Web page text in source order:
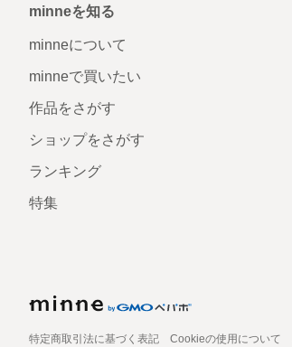
minneを知る
minneについて
minneで買いたい
作品をさがす
ショップをさがす
ランキング
特集
特定商取引法に基づく表記 Cookieの使用について